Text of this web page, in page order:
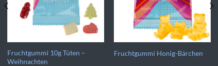
Fruchtgummi 10g Tüten –
Weihnachten
Fruchtgummi Honig-Bärchen